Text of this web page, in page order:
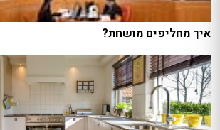
איך מחליפים מושחת?